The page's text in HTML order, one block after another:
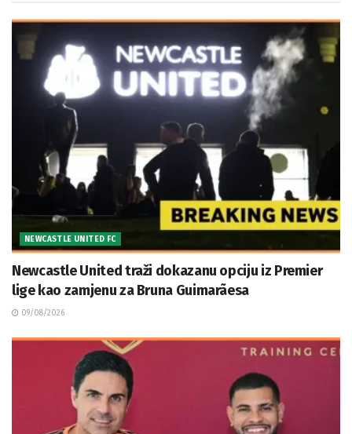
NEWCASTLE UNITED FC
Newcastle United traži dokazanu opciju iz Premier
lige kao zamjenu za Bruna Guimarãesa
09/08/2026